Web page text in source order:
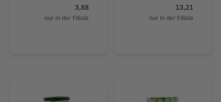
3,88
nur in der Filiale
13,21
nur in der Filiale